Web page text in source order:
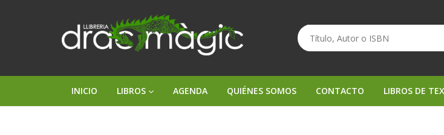
INICIO LIBROS AGENDA QUIÉNES SOMOS CONTACTO LIBROS DE